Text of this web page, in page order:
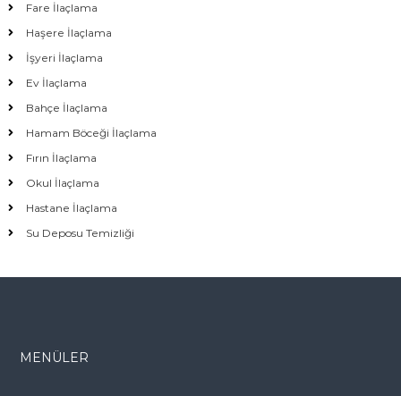
Fare İlaçlama
Haşere İlaçlama
İşyeri İlaçlama
Ev İlaçlama
Bahçe İlaçlama
Hamam Böceği İlaçlama
Fırın İlaçlama
Okul İlaçlama
Hastane İlaçlama
Su Deposu Temizliği
MENÜLER